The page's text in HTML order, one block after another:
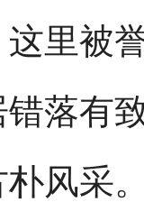
被誉
错落有
朴风采